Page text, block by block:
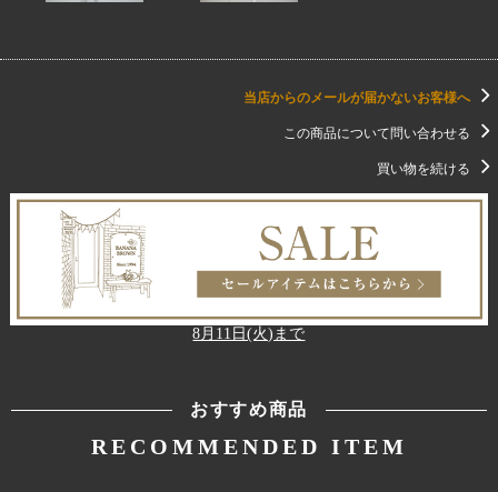
当店からのメールが届かないお客様へ
この商品について問い合わせる
買い物を続ける
8月11日(火)まで
おすすめ商品
RECOMMENDED ITEM